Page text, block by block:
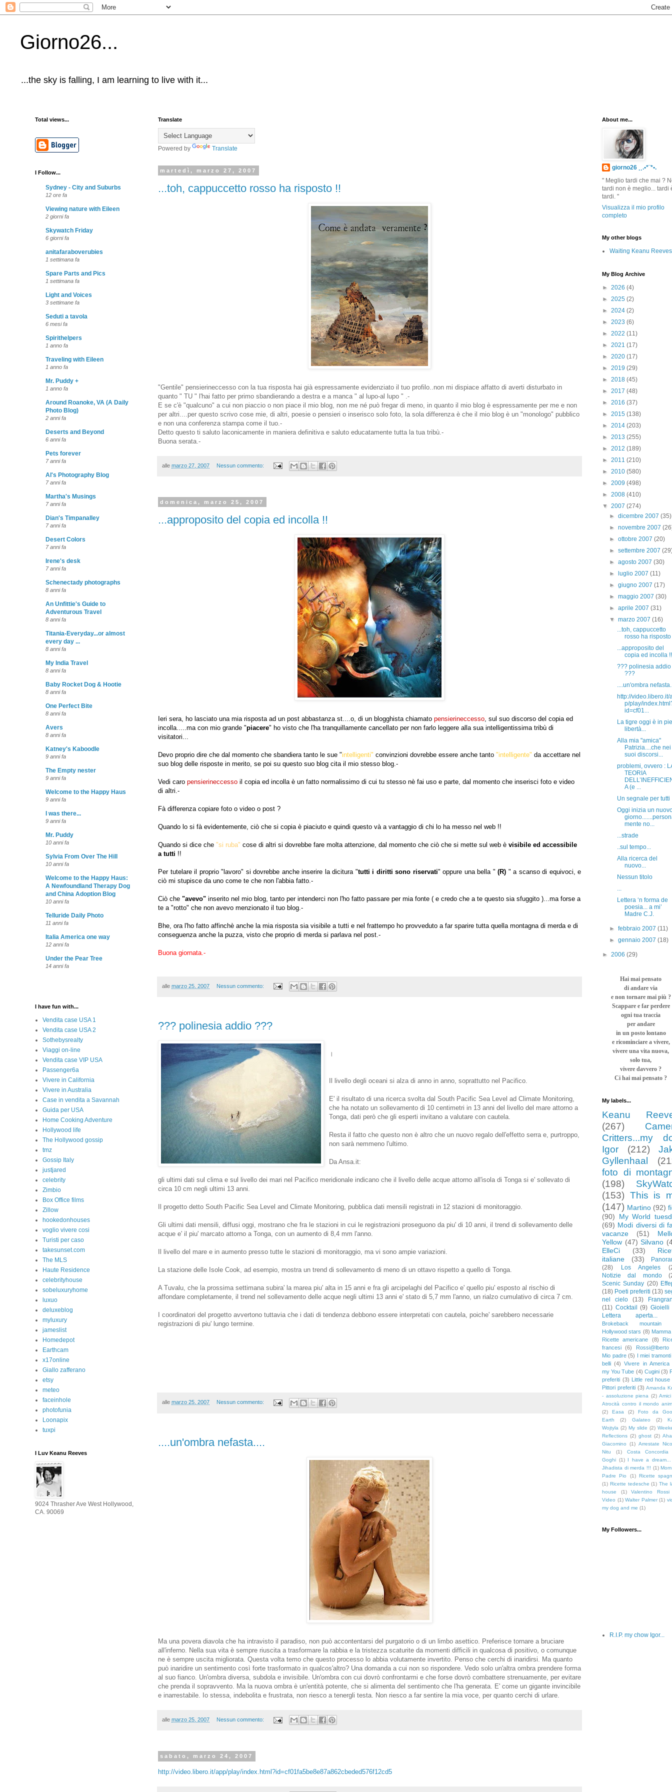
Giorno26...
...the sky is falling, I am learning to live with it...
Translate
Powered by Translate
martedì, marzo 27, 2007
...toh, cappuccetto rosso ha risposto !!
"Gentile" pensierineccesso con la tua risposta hai già espressamente evidenziato il tuo profilo..non mi dispiace affatto di averti disturbato in
quanto " TU " l'hai fatto per primo sbandierando a destra e a manca " al lupo-al lupo " .-
E se c'è "qualcuno" a cui non piaccio o non piace il mio blog, non me né può fregar di meno, in quanto il mio blog è espressamente per me e non
per altri....per questo scrivo cose mie, di altri, poesie o pensieri o inserisco solo foto, la sola differenza è che il mio blog è un "monologo" pubblico
e non una conferenza stampa come il tuo.-
Detto questo ti saluto laconicamente in maniera definitiva e saluto educatamente tutta la tua tribù.-
Buona serata.-
alle marzo 27, 2007 Nessun commento:
domenica, marzo 25, 2007
...approposito del copia ed incolla !!
Ieri sera, ho lasciato una mia risposta ad un post abbastanza st....o, di un blogghista chiamato pensierineccesso , sul suo discorso del copia ed
incolla.....ma con mio grande "piacere" ho visto che l'ha tranquillamente cancellato per non farlo leggere alla sua intelligentissima tribù di
visitatori...
Devo proprio dire che dal momento che sbandiera tanto le sue "intelligenti" convinzioni dovrebbe essere anche tanto "intelligente" da accettare nel
suo blog delle risposte in merito, se poi su questo suo blog cita il mio stesso blog.-
Vedi caro pensierineccesso il copia ed incolla è un fatto normalissimo di cui tu stesso nè fai uso e parte, dal momento che inserisci foto e video
di altri.-
Fà differenza copiare foto o video o post ?
Quando lo si fà evidentemente, ciò che si copia è piaciuto e quindi questo và a vantaggio di chi lo ha messo nel web !!
Quando si dice che "si ruba" cose di altri si dovrebbe fare molta attenzione, dal momento che ciò che si mette sul web è visibile ed accessibile
a tutti !!
Per tutelare il proprio "lavoro" si dovrebbe anche inserire la dicitura "tutti i diritti sono riservati" oppure una bella " (R) " a scanso di equivoci, e
ciò mi stupisce da uno come te che non l'abbia fatto.-
Ciò che "avevo" inserito nel mio blog, tanto per intenderci non l'ho fatto passare per mia fonte ( e credo che a te questo sia sfuggito )...ma forse a
te a "rotto" che non avevo menzionato il tuo blog.-
Bhe, ora l'ho fatto affinchè anche la mia risposta sia visibile a tutti e nel frattempo ho provveduto a far sparire tutta quella montagna di merda e di
conseguenza anche la puzza, visto che proprio di merda si parlava nel post.-
Buona giornata.-
alle marzo 25, 2007 Nessun commento:
??? polinesia addio ???
।
Il livello degli oceani si alza di anno in anno, soprattutto nel Pacifico.
E' il risultato di una ricerca svolta dal South Pacific Sea Level ad Climate Monitoring,
che ha notato un sollevamento di 10 centimetri in 13 anni del livello del mare attorno a
Tonga, dati però che gli esperti invitano a valutare con cautela.
Resta il fatto che questo non è altro che un nuovo regalo dell'effetto serra e, purtroppo,
non sarà nemmeno l'ultimo.
Da Ansa.it:
gli ultimi dati sul clima e sul livello dei mari nel Pacifico meridionale indicano che il livello delle acque attorno all'isola di Tonga si e' sollevato di
circa 10 cm negli ultimi 13 anni.
Il progetto detto South Pacific Sea Level and Climate Monitoring, pubblica dati mensili registrati in 12 stazioni di monitoraggio.
Gli ultimi dati mensili, diffusi oggi, mostrano che fra le stazioni in cui le registrazioni proseguono da piu' di 10 anni, il trend di sollevamento delle
acque e' il piu' marcato attorno a Tonga, con un aumento di 8,4 mm l'anno.
Il livello del mare e in aumento presso tutte le stazioni di monitoraggio, ma vi sono ampie variazioni.
La stazione delle Isole Cook, ad esempio, mostra un trend di sollevamento di meno di un ottavo rispetto a quello di Tonga.
A Tuvalu, che la prossima settimana subira' la marea piu' alta in 15 anni e fra gli arcipelaghi del Pacifico e' quello piu' esposto al rischio di
affondare completamente, il trend nel sollevamento delle acque negli ultimi 13 anni e' stato di 5,7 mm l'anno, un rialzo cumulativo di circa 7 cm.
I coordinatori del progetto avvertono tuttavia che i dati di tendenza debbono essere interpretati con cautela, poiche' sarebbero necessarie
registrazioni di piu' lungo termine.
alle marzo 25, 2007 Nessun commento:
....un'ombra nefasta....
Ma una povera diavola che ha intravisto il paradiso, non può accontentarsi del purgatorio o di un limbo asettico. Preferisce tornare a bruciare
all'inferno. Nella sua vita è sempre riuscita a trasformare la rabbia e la tristezza scaturite da momenti difficili in qualcosa di positivo, o comunque
ne è sempre uscita migliorata. Questa volta temo che questo processo lo abbia volutamente invertito. Penso che cerchi di inaridirsi. Ma quanto
può inaridire un sentimento così forte trasformato in qualcos'altro? Una domanda a cui non so rispondere. Vedo solo un'altra ombra prendere forma
al suo fianco. Un'ombra diversa, subdola e invisibile. Un'ombra con cui dovrò confrontarmi e che forse dovrò combattere strenuamente, per evitare
che prenda il sopravvento. Ma la nuova ombra è un'entità potente, che si alimenta del sentimento che l'ha generata. E' come un gigante invincibile
e inarrestabile. Io stessa, indebolita e frustrata, non riesco a tenergli testa. Non riesco a far sentire la mia voce, per quanto cerchi di urlare.
alle marzo 25, 2007 Nessun commento:
sabato, marzo 24, 2007
http://video.libero.it/app/play/index.html?id=cf01fa5be8e87a862cbeded576f12cd5
Total views...
I Follow...
Sydney - City and Suburbs
12 ore fa
Viewing nature with Eileen
2 giorni fa
Skywatch Friday
6 giorni fa
anitafaraboverubies
1 settimana fa
Spare Parts and Pics
1 settimana fa
Light and Voices
3 settimane fa
Seduti a tavola
6 mesi fa
Spirithelpers
1 anno fa
Traveling with Eileen
1 anno fa
Mr. Puddy +
1 anno fa
Around Roanoke, VA (A Daily
Photo Blog)
2 anni fa
Deserts and Beyond
6 anni fa
Pets forever
7 anni fa
Al's Photography Blog
7 anni fa
Martha's Musings
7 anni fa
Dian's Timpanalley
7 anni fa
Desert Colors
7 anni fa
Irene's desk
7 anni fa
Schenectady photographs
8 anni fa
An Unfittie's Guide to
Adventurous Travel
8 anni fa
Titania-Everyday...or almost
every day ...
8 anni fa
My India Travel
8 anni fa
Baby Rocket Dog & Hootie
8 anni fa
One Perfect Bite
8 anni fa
Avers
8 anni fa
Katney's Kaboodle
9 anni fa
The Empty nester
9 anni fa
Welcome to the Happy Haus
9 anni fa
I was there...
9 anni fa
Mr. Puddy
10 anni fa
Sylvia From Over The Hill
10 anni fa
Welcome to the Happy Haus:
A Newfoundland Therapy Dog
and China Adoption Blog
10 anni fa
Telluride Daily Photo
11 anni fa
Italia America one way
12 anni fa
Under the Pear Tree
14 anni fa
I have fun with...
Vendita case USA 1
Vendita case USA 2
Sothebysrealty
Viaggi on-line
Vendita case VIP USA
Passenger6a
Vivere in California
Vivere in Australia
Case in vendita a Savannah
Guida per USA
Home Cooking Adventure
Hollywood life
The Hollywood gossip
tmz
Gossip Italy
justjared
celebrity
Zimbio
Box Office films
Zillow
hookedonhouses
voglio vivere cosi
Turisti per caso
takesunset.com
The MLS
Haute Residence
celebrityhouse
sobeluxuryhome
luxuo
deluxeblog
myluxury
jameslist
Homedepot
Earthcam
x17online
Giallo zafferano
etsy
meteo
faceinhole
photofunia
Loonapix
tuxpi
I Luv Keanu Reeves
9024 Thrasher Ave West Hollywood,
CA. 90069
About me...
giorno26 ¸¸.•*¨*•.
" Meglio tardi che mai ?
tardi non è meglio... tardi
tardi. "
Visualizza il mio profilo
completo
My other blogs
Waiting Keanu Reeves
My Blog Archive
► 2026 (4)
► 2025 (2)
► 2024 (2)
► 2023 (6)
► 2022 (11)
► 2021 (17)
► 2020 (17)
► 2019 (29)
► 2018 (45)
► 2017 (48)
► 2016 (37)
► 2015 (138)
► 2014 (203)
► 2013 (255)
► 2012 (189)
► 2011 (210)
► 2010 (580)
► 2009 (498)
► 2008 (410)
▼ 2007 (274)
►dicembre 2007(35)
►novembre 2007
►ottobre 2007(20)
►settembre 2007
►agosto 2007(30)
►
luglio 2007(11)
►giugno 2007(17)
►maggio 2007(30)
►aprile 2007(31)
▼marzo 2007(16)
...toh, cappuccetto
rosso ha risposto
...approposito del
copia ed incolla !!
??? polinesia addio
???
....un'ombra
http://video.libero.it/
p/play/
id=cf01...
La tigre oggi è in
libertà...
Alla mia "amica"
Patrizia....che nei
suoi discorsi...
problemi, ovvero :
TEORIA
A (e ...
Un segnale per tutti
Oggi inizia un
mente no...
...strade
..sul tempo...
Alla ricerca del
nuovo...
Nessun titolo
...
Lettera ‘n forma de
poesia... a mi’
Madre C.J.
►febbraio 2007(11)
►gennaio 2007(18)
► 2006 (29)
Hai mai pensato
di andare via
e non tornare mai più ?
Scappare e far perdere
ogni tua traccia
per andare
in un posto lontano
e ricominciare a vivere,
vivere una vita nuova,
solo tua,
vivere davvero ?
Ci hai mai pensato ?
My labels...
Keanu
(267)
Critters...my
Igor
(212)
Gyllenhaal
foto di
(198)
(153) This is
(147) Martino (92)
(90)
My World
(69) Modi diversi di
vacanze
(51)
Yellow (47) Silvano
ElleCi
(33)
italiane
(33)
(28)
Los Angeles
Notizie dal mondo
Scenic Sunday (20)
(18) Poeti preferiti (13)
nel cielo
(13)
(11) Cocktail (9) Gioielli
Lettera aperta...
Brokeback mountain
Hollywood stars (8) Mamma
Ricette americane
(8)
francesi
(6)
Rossi@lberto
Mio padre (5) I miei tramonti
belli (4)
Vivere in America
my You Tube (4) Cugini (3)
preferiti (3) Little red house
Pittori preferiti (3) Amanda
- assoluzione piena (2) Amici
Atrocità contro il mondo
(2)
Easa (2)
Foto da
Earth
(2) Galateo (2)
Wojtyla (2) My slide (2)
Reflections (2) ghost (2)
Giacomino
(1) Arrestate
Nitu
(1)
Costa Concordia
Goghi (1) I have a dream...
Jihadista di merda !!! (1) Mom
Padre Pio
(1) Ricette
(1) Ricette tedesche (1) The
house
(1)
Valentino Rossi
Video (1) Walter Palmer (1)
my dog and me (1)
My Followers...
R.I.P. my chow Igor...